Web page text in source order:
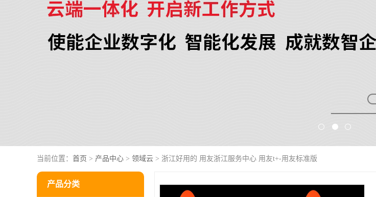
当前位置： 首页 > 产品中心 > 领域云 > 浙江好用的 用友浙江服务中心 用友t+-用友标准版
产品分类